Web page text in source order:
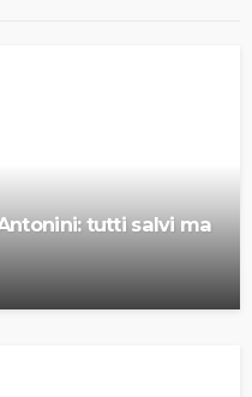
tutti salvi ma